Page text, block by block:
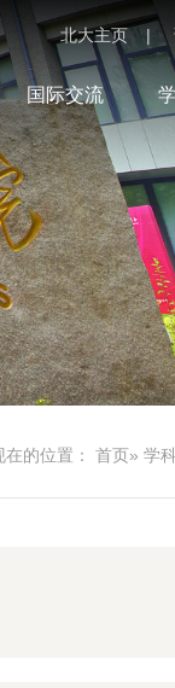
北大主页 |
国际交流
在的位置： 首页» 学